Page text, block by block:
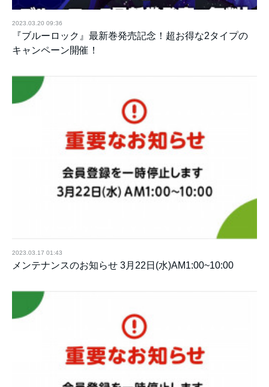
2023.03.20 09:36
『ブルーロック』最新巻発売記念！超お得な2タイプの
キャンペーン開催！
2023.03.17 01:43
メンテナンスのお知らせ 3月22日(水)AM1:00~10:00